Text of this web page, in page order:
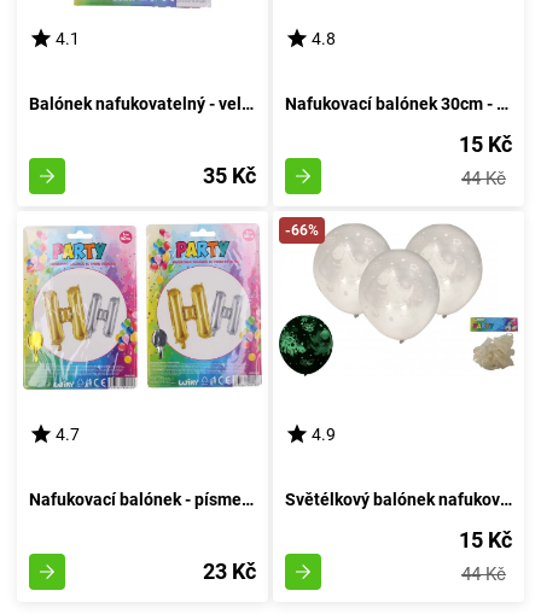
4.1
Balónek nafukovatelný - velikost 6, růžový
35 Kč
4.8
Nafukovací balónek 30cm - sada 6 kusů, s luminescencí v temnotě
15 Kč
44 Kč
4.7
Nafukovací balónek - písmeno H - Vzduchový Kruh
23 Kč
-66%
4.9
Světélkový balónek nafukovací 30cm - sestava 6 kousků, svítící za tmy
15 Kč
44 Kč